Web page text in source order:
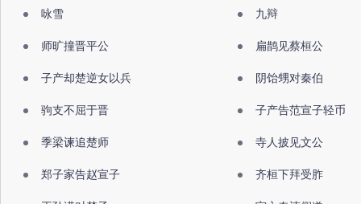
咏雪 九辩
师旷撞晋平公 扁鹊见蔡桓公
子产却楚逆女以兵 阴饴甥对秦伯
驹支不屈于晋 子产告范宣子轻币
季梁谏追楚师 寺人披见文公
郑子家告赵宣子 齐桓下拜受胙